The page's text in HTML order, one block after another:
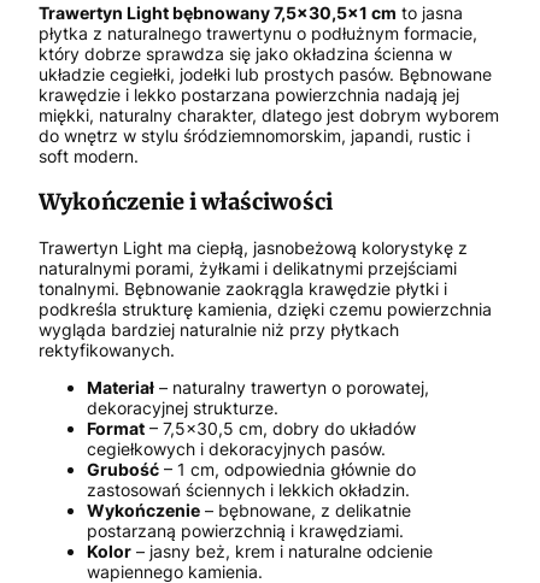
Trawertyn Light bębnowany 7,5x30,5x1 cm to jasna
płytka z naturalnego trawertynu o podłużnym formacie,
który dobrze sprawdza się jako okładzina ścienna w
układzie cegiełki, jodełki lub prostych pasów. Bębnowane
krawędzie i lekko postarzana powierzchnia nadają jej
miękki, naturalny charakter, dlatego jest dobrym wyborem
do wnętrz w stylu śródziemnomorskim, japandi, rustic i
soft modern.
Wykończenie i właściwości
Trawertyn Light ma ciepłą, jasnobeżową kolorystykę z
naturalnymi porami, żyłkami i delikatnymi przejściami
tonalnymi. Bębnowanie zaokrągla krawędzie płytki i
podkreśla strukturę kamienia, dzięki czemu powierzchnia
wygląda bardziej naturalnie niż przy płytkach
rektyfikowanych.
Materiał – naturalny trawertyn o porowatej,
dekoracyjnej strukturze.
Format – 7,5x30,5 cm, dobry do układów
cegiełkowych i dekoracyjnych pasów.
Grubość – 1 cm, odpowiednia głównie do
zastosowań ściennych i lekkich okładzin.
Wykończenie – bębnowane, z delikatnie
postarzaną powierzchnią i krawędziami.
Kolor – jasny beż, krem i naturalne odcienie
wapiennego kamienia.